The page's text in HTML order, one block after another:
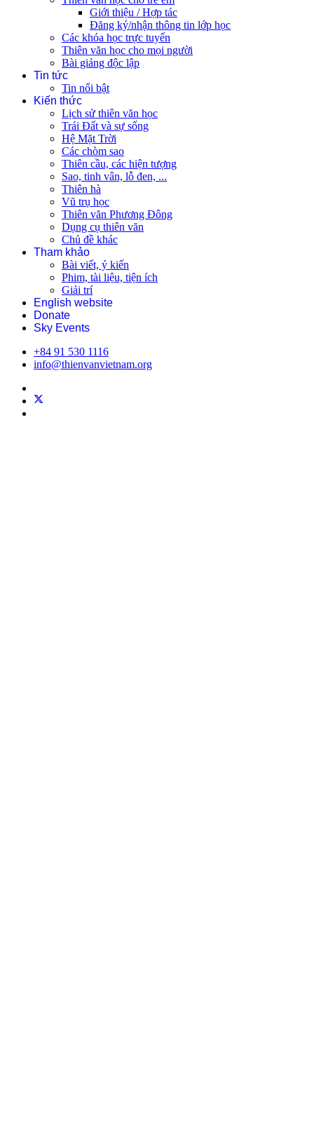
Giới thiệu / Hợp tác
Đăng ký/nhận thông tin lớp học
Các khóa học trực tuyến
Thiên văn học cho mọi người
Bài giảng độc lập
Tin tức
Tin nổi bật
Kiến thức
Lịch sử thiên văn học
Trái Đất và sự sống
Hệ Mặt Trời
Các chòm sao
Thiên cầu, các hiện tượng
Sao, tinh vân, lỗ đen, ...
Thiên hà
Vũ trụ học
Thiên văn Phương Đông
Dụng cụ thiên văn
Chủ đề khác
Tham khảo
Bài viết, ý kiến
Phim, tài liệu, tiện ích
Giải trí
English website
Donate
Sky Events
+84 91 530 1116
info@thienvanvietnam.org